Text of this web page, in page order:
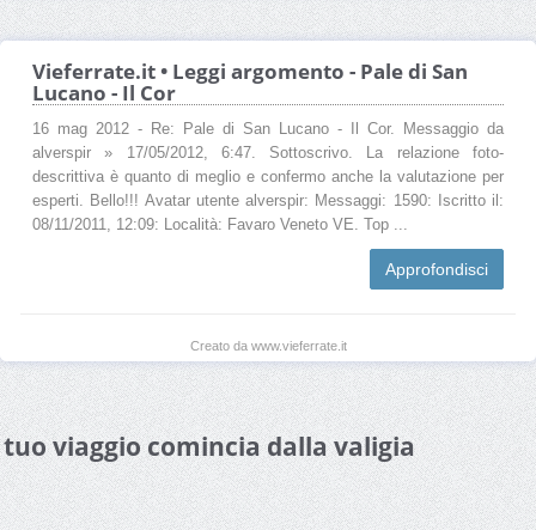
Vieferrate.it • Leggi argomento - Pale di San
Lucano - Il Cor
16 mag 2012 - Re: Pale di San Lucano - Il Cor. Messaggio da
alverspir » 17/05/2012, 6:47. Sottoscrivo. La relazione foto-
descrittiva è quanto di meglio e confermo anche la valutazione per
esperti. Bello!!! Avatar utente alverspir: Messaggi: 1590: Iscritto il:
08/11/2011, 12:09: Località: Favaro Veneto VE. Top ...
Approfondisci
Creato da www.vieferrate.it
viaggio comincia dalla valigia